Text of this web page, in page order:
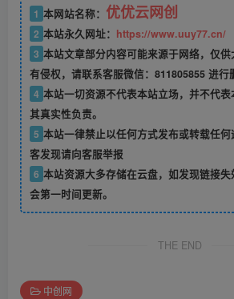
1 本网站名称： 优优云网创
2 本站永久网址： https://www.uuy77.cn/
3 本站文章部分内容可能来源于网络，仅
有侵权，请联系客服微信：811805855 进行
4 本站一切资源不代表本站立场，并不代
其真实性负责。
5 本站一律禁止以任何方式发布或转载任
客发现请向客服举报
6 本站资源大多存储在云盘，如发现链接
会第一时间更新。
THE END
中创网